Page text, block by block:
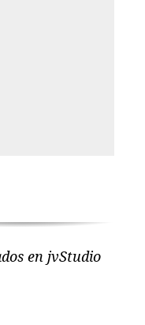
en jvStudio